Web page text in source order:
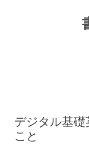
デジタル基
こと